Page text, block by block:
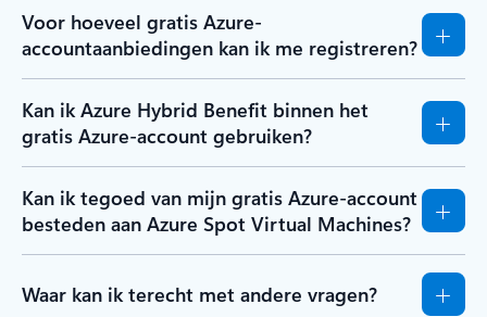
Voor hoeveel gratis Azure-
accountaanbiedingen kan ik me registreren?
Kan ik Azure Hybrid Benefit binnen het
gratis Azure-account gebruiken?
Kan ik tegoed van mijn gratis Azure-account
besteden aan Azure Spot Virtual Machines?
Waar kan ik terecht met andere vragen?